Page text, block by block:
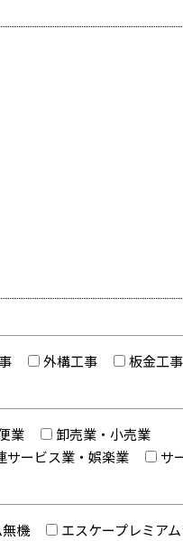
外構工事 板金工事
業
卸売業・小売業
サービス業・娯楽業
サ
機
エスケープレミア